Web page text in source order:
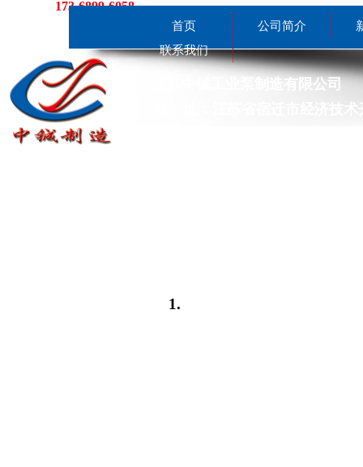
173-6899-6058
苏中铖工业泵制造有限公司
首页 公司简介
联系我们